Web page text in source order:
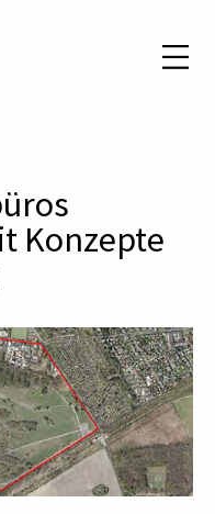
Konzepte